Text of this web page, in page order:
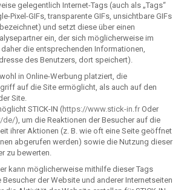
gelegentlich Internet-Tags (auch als „Tags“
Pixel-GIFs, transparente GIFs, unsichtbare GIFs
und setzt diese über einen
ein, der sich möglicherweise im
die entsprechenden Informationen,
des Benutzers, dort speichert).
in Online-Werbung platziert, die
auf die Site ermöglicht, als auch auf den
Site.
STICK-IN (https://www.stick-in.fr Oder
de/), um die Reaktionen der Besucher auf die
ihrer Aktionen (z. B. wie oft eine Seite geöffnet
abgerufen werden) sowie die Nutzung dieser
zu bewerten.
kann möglicherweise mithilfe dieser Tags
der Website und anderer Internetseiten